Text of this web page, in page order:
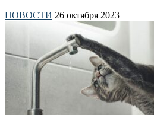
НОВОСТИ 26 октября 2023